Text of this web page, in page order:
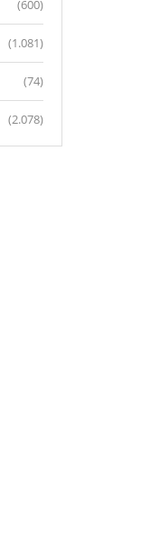
(600)
(1.081)
(74)
(2.078)